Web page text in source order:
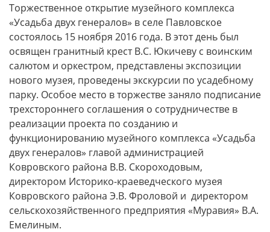
Торжественное открытие музейного комплекса
«Усадьба двух генералов» в селе Павловское
состоялось 15 ноября 2016 года. В этот день был
освящен гранитный крест В.С. Юкичеву с воинским
салютом и оркестром, представлены экспозиции
нового музея, проведены экскурсии по усадебному
парку. Особое место в торжестве заняло подписание
трехстороннего соглашения о сотрудничестве в
реализации проекта по созданию и
функционированию музейного комплекса «Усадьба
двух генералов» главой администрацией
Ковровского района В.В. Скороходовым,
директором Историко-краеведческого музея
Ковровского района Э.В. Фроловой и директором
сельскохозяйственного предприятия «Муравия» В.А.
Емелиным.